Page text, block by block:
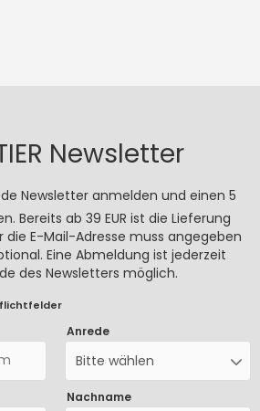
Newsletter
Newsletter anmelden und einen 5
Bereits ab 39 EUR ist die Lieferung
die E-Mail-Adresse muss angegeben
Eine Abmeldung ist jederzeit
des Newsletters möglich.
Anrede
Bitte wählen
Nachname